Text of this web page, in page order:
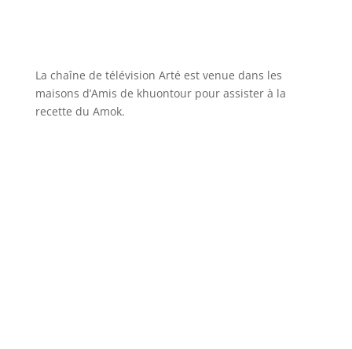
La chaîne de télévision Arté est venue dans les
maisons d’Amis de khuontour pour assister à la
recette du Amok.